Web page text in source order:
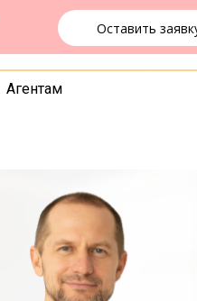
Оставить
Агентам
+7 (3842) 55-83-49